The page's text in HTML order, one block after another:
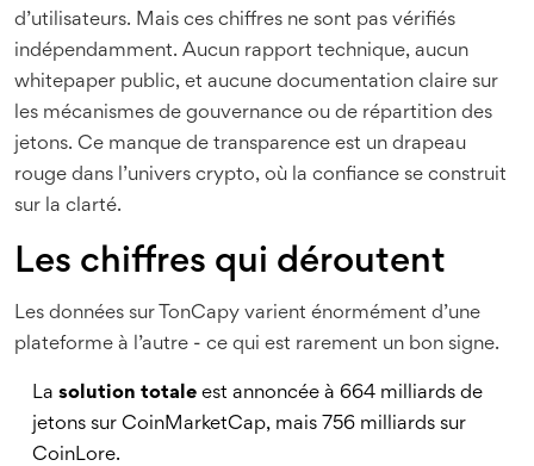
d’utilisateurs. Mais ces chiffres ne sont pas vérifiés
indépendamment. Aucun rapport technique, aucun
whitepaper public, et aucune documentation claire sur
les mécanismes de gouvernance ou de répartition des
jetons. Ce manque de transparence est un drapeau
rouge dans l’univers crypto, où la confiance se construit
sur la clarté.
Les chiffres qui déroutent
Les données sur TonCapy varient énormément d’une
plateforme à l’autre - ce qui est rarement un bon signe.
La solution totale est annoncée à 664 milliards de
jetons sur CoinMarketCap, mais 756 milliards sur
CoinLore.